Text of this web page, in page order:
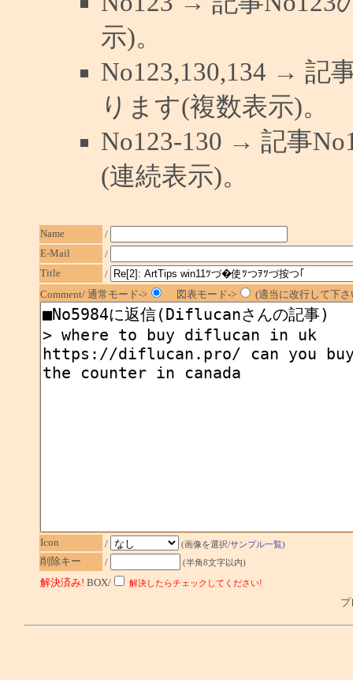
示)。
No123,130,134 → 記
ります(複数表示)。
No123-130 → 記事
(連続表示)。
Name
/
E-Mail
/
Title
/
Comment/ 通常モード->
図表モード-> (適当に改行して下
Icon / (画像を選択/サンプル一覧)
削除キー / (半角8文字以内)
解決済み! BOX/ 解決したらチェックしてください!
プ